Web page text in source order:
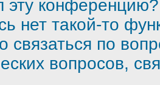
эту конференцию?
нет такой-то
по
вопросов,